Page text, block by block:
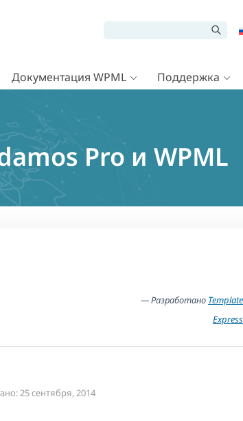
Документация WPML Поддержка
Pro и WPML
— Разработано Template
Express
25 сентября, 2014